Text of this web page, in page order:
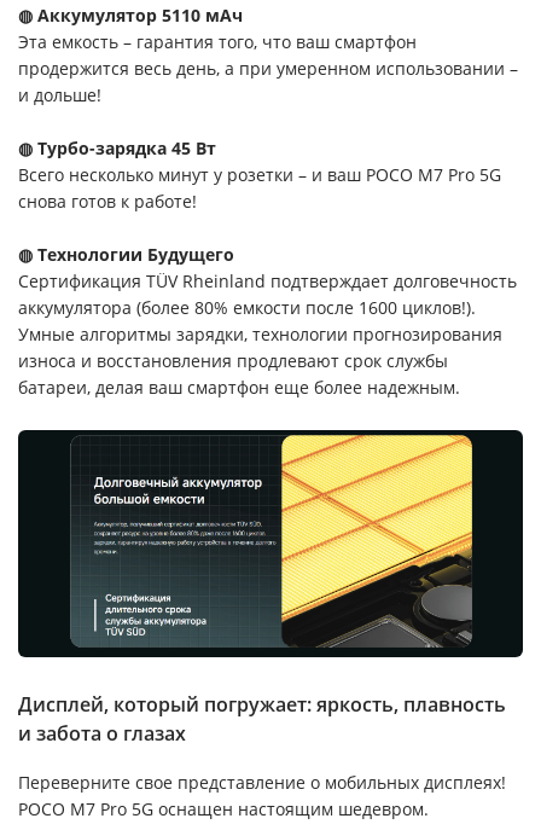
◍ Аккумулятор 5110 мАч
Эта емкость – гарантия того, что ваш смартфон
продержится весь день, а при умеренном использовании –
и дольше!
◍ Турбо-зарядка 45 Вт
Всего несколько минут у розетки – и ваш POCO M7 Pro 5G
снова готов к работе!
◍ Технологии Будущего
Сертификация TÜV Rheinland подтверждает долговечность
аккумулятора (более 80% емкости после 1600 циклов!).
Умные алгоритмы зарядки, технологии прогнозирования
износа и восстановления продлевают срок службы
батареи, делая ваш смартфон еще более надежным.
Дисплей, который погружает: яркость, плавность
и забота о глазах
Переверните свое представление о мобильных дисплеях!
POCO M7 Pro 5G оснащен настоящим шедевром.